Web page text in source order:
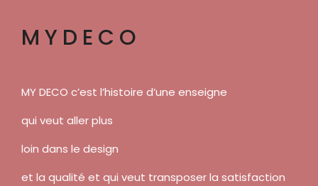
MYDECO
MY DECO c’est l’histoire d’une enseigne
qui veut aller plus
loin dans le design
et la qualité et qui veut transposer la satisfaction